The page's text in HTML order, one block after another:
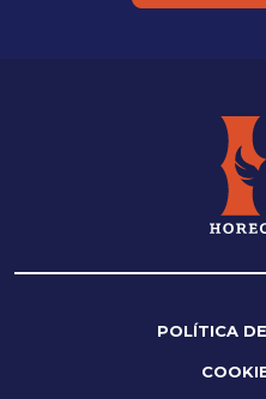
POLÍTICA